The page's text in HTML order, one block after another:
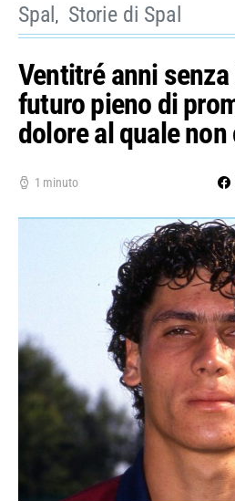
Spal Storie di Spal
Ventitré anni
futuro pieno di
dolore al quale
1 minuto